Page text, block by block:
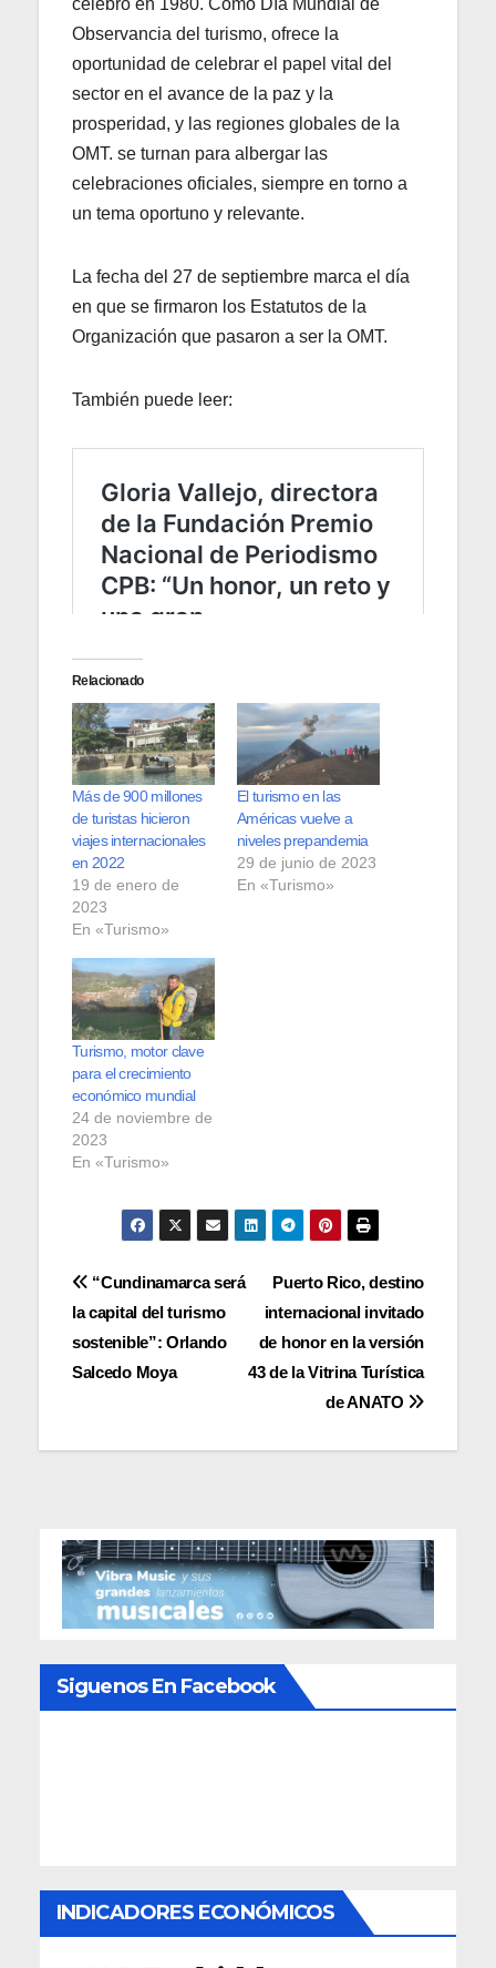
celebró en 1980. Como Día Mundial de
Observancia del turismo, ofrece la
oportunidad de celebrar el papel vital del
sector en el avance de la paz y la
prosperidad, y las regiones globales de la
OMT. se turnan para albergar las
celebraciones oficiales, siempre en torno a
un tema oportuno y relevante.
La fecha del 27 de septiembre marca el día
en que se firmaron los Estatutos de la
Organización que pasaron a ser la OMT.
También puede leer:
Relacionado
Más de 900 millones
de turistas hicieron
viajes internacionales
en 2022
19 de enero de
2023
En «Turismo»
El turismo en las
Américas vuelve a
niveles prepandemia
29 de junio de 2023
En «Turismo»
Turismo, motor clave
para el crecimiento
económico mundial
24 de noviembre de
2023
En «Turismo»
Navegación
de
entradas
Puerto Rico, destino
internacional invitado
de honor en la versión
43 de la Vitrina Turística
de ANATO
“Cundinamarca será
la capital del turismo
sostenible”: Orlando
Salcedo Moya
Siguenos En Facebook
INDICADORES ECONÓMICOS